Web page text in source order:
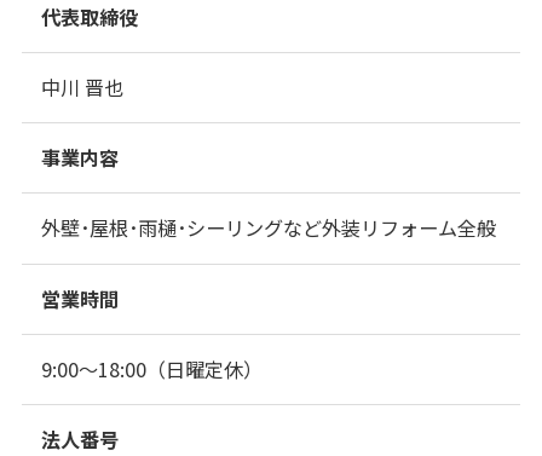
代表取締役
中川 晋也
事業内容
外壁･屋根･雨樋･シーリングなど外装リフォーム全般
営業時間
9:00～18:00（日曜定休）
法人番号